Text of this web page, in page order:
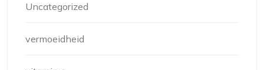
Uncategorized
vermoeidheid